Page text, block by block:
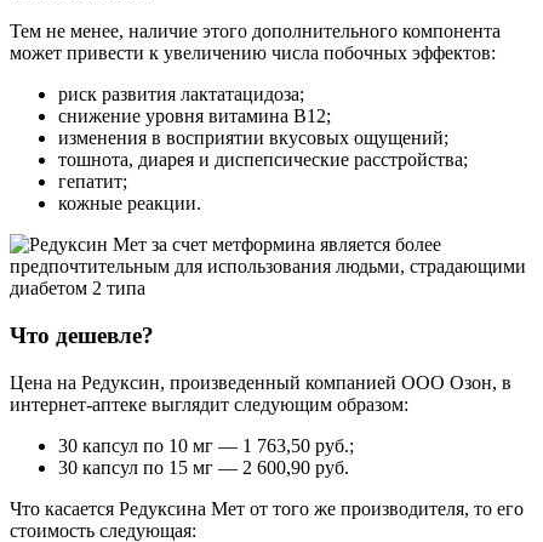
Тем не менее, наличие этого дополнительного компонента
может привести к увеличению числа побочных эффектов:
риск развития лактатацидоза;
снижение уровня витамина В12;
изменения в восприятии вкусовых ощущений;
тошнота, диарея и диспепсические расстройства;
гепатит;
кожные реакции.
Что дешевле?
Цена на Редуксин, произведенный компанией ООО Озон, в
интернет-аптеке выглядит следующим образом:
30 капсул по 10 мг — 1 763,50 руб.;
30 капсул по 15 мг — 2 600,90 руб.
Что касается Редуксина Мет от того же производителя, то его
стоимость следующая: